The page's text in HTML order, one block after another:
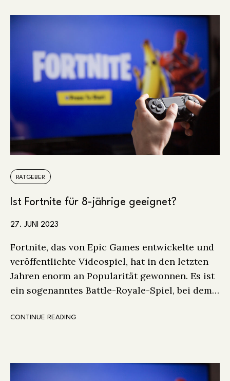
RATGEBER
Ist Fortnite für 8-jährige geeignet?
27. JUNI 2023
Fortnite, das von Epic Games entwickelte und
veröffentlichte Videospiel, hat in den letzten
Jahren enorm an Popularität gewonnen. Es ist
ein sogenanntes Battle-Royale-Spiel, bei dem…
CONTINUE READING